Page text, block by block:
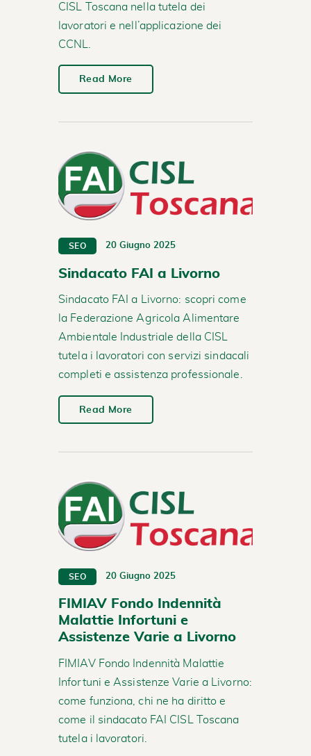
CISL Toscana nella tutela dei
lavoratori e nell’applicazione dei
CCNL.
Read More
SEO 20 Giugno 2025
Sindacato FAI a Livorno
Sindacato FAI a Livorno: scopri come
la Federazione Agricola Alimentare
Ambientale Industriale della CISL
tutela i lavoratori con servizi sindacali
completi e assistenza professionale.
Read More
SEO 20 Giugno 2025
FIMIAV Fondo Indennità
Malattie Infortuni e
Assistenze Varie a Livorno
FIMIAV Fondo Indennità Malattie
Infortuni e Assistenze Varie a Livorno:
come funziona, chi ne ha diritto e
come il sindacato FAI CISL Toscana
tutela i lavoratori.